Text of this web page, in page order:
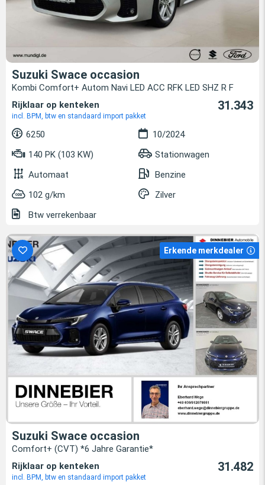
Suzuki Swace occasion
Kombi Comfort+ Autom Navi LED ACC RFK LED SHZ R F
Rijklaar op kenteken
incl. BPM, btw en standaard import pakket
31.343
6250
10/2024
140 PK (103 KW)
Stationwagen
Automaat
Benzine
102 g/km
Zilver
Btw verrekenbaar
Erkende merkdealer
Suzuki Swace occasion
Comfort+ (CVT) *6 Jahre Garantie*
Rijklaar op kenteken
incl. BPM, btw en standaard import pakket
31.482